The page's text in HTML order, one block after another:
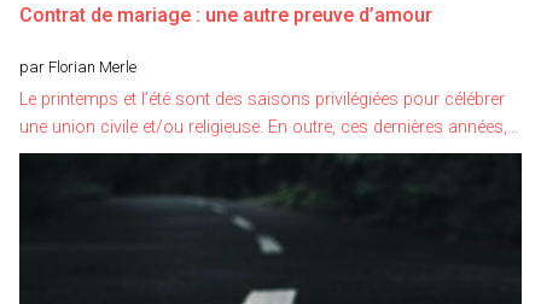
Contrat de mariage : une autre preuve d’amour
par Florian Merle
Le printemps et l’été sont des saisons privilégiées pour célébrer
une union civile et/ou religieuse. En outre, ces dernières années,…